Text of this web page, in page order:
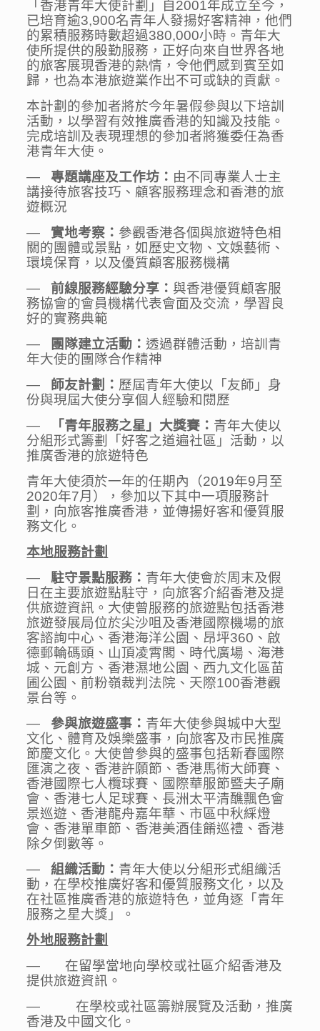
「香港青年大使計劃」自2001年成立至今，
已培育逾3,900名青年人發揚好客精神，他們
的累積服務時數超過380,000小時。青年大
使所提供的殷勤服務，正好向來自世界各地
的旅客展現香港的熱情，令他們感到賓至如
歸，也為本港旅遊業作出不可或缺的貢獻。
本計劃的參加者將於今年暑假參與以下培訓
活動，以學習有效推廣香港的知識及技能。
完成培訓及表現理想的參加者將獲委任為香
港青年大使。
—專題講座及工作坊： 由不同專業人士主
講接待旅客技巧、顧客服務理念和香港的旅
遊概況
— 實地考察： 參觀香港各個與旅遊特色相
關的團體或景點，如歷史文物、文娛藝術、
環境保育，以及優質顧客服務機構
— 前線服務經驗分享： 與香港優質顧客服
務協會的會員機構代表會面及交流，學習良
好的實務典範
—
團隊建立活動：透過群體活動，培訓青
年大使的團隊合作精神
— 師友計劃 ： 歷屆青年大使以「友師」身
份與現屆大使分享個人經驗和閱歷
—
「青年服務之星」大獎賽： 青年大使以
分組形式籌劃「好客之道遍社區」活動，以
推廣香港的旅遊特色
青年大使須於一年的任期內（2019年9月至
2020年7月），參加以下其中一項服務計
劃，向旅客推廣香港，並傳揚好客和優質服
務文化。
本地服務計劃
— 駐守景點服務： 青年大使會於周末及假
日在主要旅遊點駐守，向旅客介紹香港及提
供旅遊資訊。大使曾服務的旅遊點包括香港
旅遊發展局位於尖沙咀及香港國際機場的旅
客諮詢中心、香港海洋公園、昂坪360、啟
德郵輪碼頭、山頂凌霄閣、時代廣場、海港
城、元創方、香港濕地公園、西九文化區苗
圃公園、前粉嶺裁判法院、天際100香港觀
景台等。
— 參與旅遊盛事： 青年大使參與城中大型
文化、體育及娛樂盛事，向旅客及市民推廣
節慶文化。大使曾參與的盛事包括新春國際
匯演之夜、香港許願節、香港馬術大師賽、
香港國際七人欖球賽、國際華服節暨夫子廟
會、香港七人足球賽、長洲太平清醮飄色會
景巡遊、香港龍舟嘉年華、市區中秋綵燈
會、香港單車節、香港美酒佳餚巡禮、香港
除夕倒數等。
—組織活動： 青年大使以分組形式組織活
動，在學校推廣好客和優質服務文化，以及
在社區推廣香港的旅遊特色，並角逐「青年
服務之星大獎」。
外地服務計劃
— 在留學當地向學校或社區介紹香港及
提供旅遊資訊。
— 在學校或社區籌辦展覽及活動，推廣
香港及中國文化。